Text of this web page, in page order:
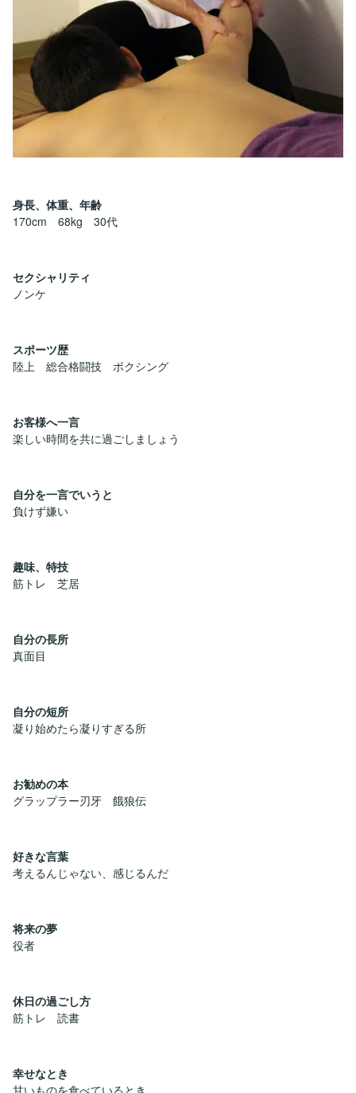
身長、体重、年齢
170cm 68kg 30代
セクシャリティ
ノンケ
スポーツ歴
陸上 総合格闘技 ボクシング
お客様へ一言
楽しい時間を共に過ごしましょう
自分を一言でいうと
負けず嫌い
趣味、特技
筋トレ 芝居
自分の長所
真面目
自分の短所
凝り始めたら凝りすぎる所
お勧めの本
グラップラー刃牙 餓狼伝
好きな言葉
考えるんじゃない、感じるんだ
将来の夢
役者
休日の過ごし方
筋トレ 読書
幸せなとき
甘いものを食べているとき